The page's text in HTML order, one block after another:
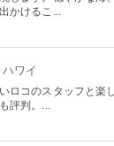
かけるこ...
ハワイ
ロコのスタッフと楽
評判。...